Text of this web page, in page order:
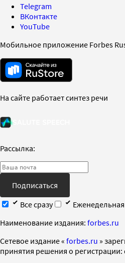
Telegram
ВКонтакте
YouTube
Мобильное приложение Forbes
На сайте работает синтез речи
Рассылка:
Подписаться
Все сразу
Еженедельная
Наименование издания: forbes.ru
Cетевое издание « forbes.ru »
принятия решения о регистрации: